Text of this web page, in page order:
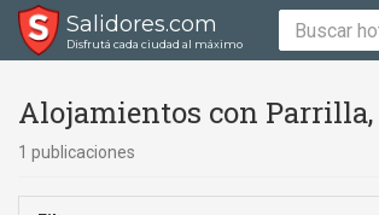
Salidores.com
Disfrutá cada ciudad al máximo
Alojamientos con Parrilla,
1 publicaciones